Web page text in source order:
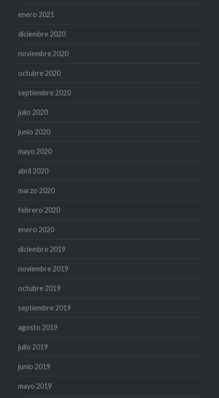
enero 2021
diciembre 2020
noviembre 2020
octubre 2020
septiembre 2020
julio 2020
junio 2020
mayo 2020
abril 2020
marzo 2020
febrero 2020
enero 2020
diciembre 2019
noviembre 2019
octubre 2019
septiembre 2019
agosto 2019
julio 2019
junio 2019
mayo 2019